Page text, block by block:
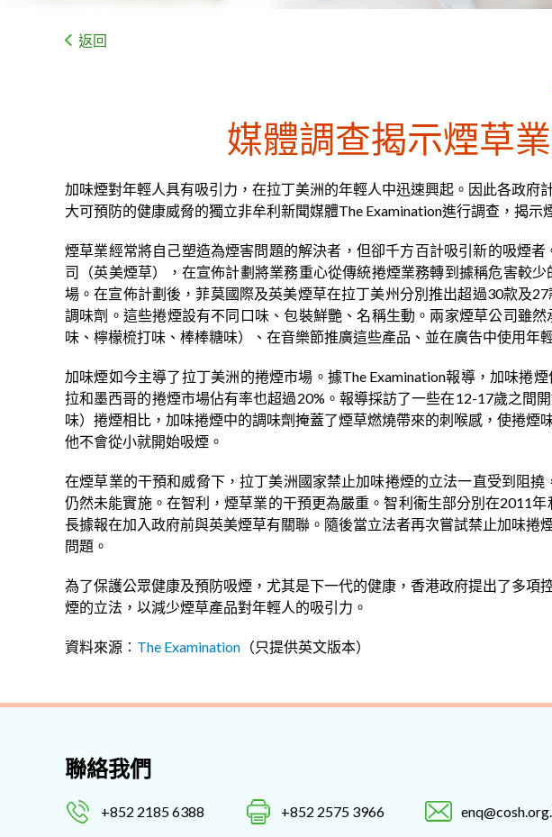
返回
媒體調查揭示煙草
加味煙對年輕人具有吸引力，在拉丁美洲的年輕人中迅速興起。因此各政
大可預防的健康威脅的獨立非牟利新聞媒體The Examination進行調查，揭示
煙草業經常將自己塑造為煙害問題的解決者，但卻千方百計吸引新的吸煙
司（英美煙草），在宣佈計劃將業務重心從傳統捲煙業務轉到據稱危害較
場。在宣佈計劃後，菲莫國際及英美煙草在拉丁美州分別推出超過30款及
調味劑。這些捲煙設有不同口味、包裝鮮艷、名稱生動。兩家煙草公司雖
味、檸檬梳打味、棒棒糖味）、在音樂節推廣這些產品、並在廣告中使用年
加味煙如今主導了拉丁美洲的捲煙市場。據The Examination報導，加味捲
拉和墨西哥的捲煙市場佔有率也超過20%。報導採訪了一些在12-17歲之間
味）捲煙相比，加味捲煙中的調味劑掩蓋了煙草燃燒帶來的刺喉感，使捲
他不會從小就開始吸煙。
在煙草業的干預和威脅下，拉丁美洲國家禁止加味捲煙的立法一直受到阻
仍然未能實施。在智利，煙草業的干預更為嚴重。智利衞生部分別在2011
長據報在加入政府前與英美煙草有關聯。隨後當立法者再次嘗試禁止加味
問題。
為了保護公眾健康及預防吸煙，尤其是下一代的健康，香港政府提出了多
煙的立法，以減少煙草產品對年輕人的吸引力。
資料來源︰ The Examination （只提供英文版本）
聯絡我們
+852 2185 6388 +852 2575 3966